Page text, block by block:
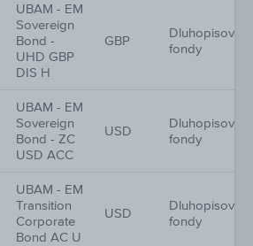
UBAM - EM
Sovereign
Bond -
UHD GBP
DIS H
GBP
Dluhopisové
fondy
UBAM - EM
Sovereign
Bond - ZC
USD ACC
USD
Dluhopisové
fondy
UBAM - EM
Transition
Corporate
Bond AC U
USD
Dluhopisové
fondy